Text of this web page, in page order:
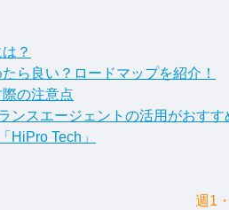
？
ら良い？ロードマップを紹介！
の注意点
ンスエージェントの活用がおすす
HiPro Tech」
週1